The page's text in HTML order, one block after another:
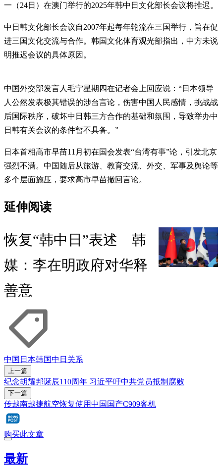
一（24日）在澳门举行的2025年韩中日文化部长会议将推迟。
中日韩文化部长会议自2007年起每年轮流在三国举行，旨在促
进三国文化交流与合作。韩国文化体育观光部指出，中方未说
明推迟会议的具体原因。
中国外交部发言人毛宁星期四在记者会上回应说：“日本领导
人公然发表极其错误的涉台言论，伤害中国人民感情，挑战战
后国际秩序，破坏中日韩三方合作的基础和氛围，导致举办中
日韩有关会议的条件暂不具备。”
日本首相高市早苗11月初在国会发表“台湾有事”论，引发北京
强烈不满。中国随后从旅游、教育交流、外交、军事及舆论等
多个层面施压，要求高市早苗撤回言论。
延伸阅读
恢复“韩中日”表述 韩
媒：李在明政府对华释
善意
中国 日本韩国中日关系
上一篇
纪念胡耀邦诞辰110周年 习近平吁中共党员抵制腐败
下一篇
传越南越捷航空恢复使用中国国产C909客机
购买此文章
最新